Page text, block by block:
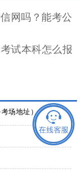
网吗？能考公
试本科怎么报
场地址）